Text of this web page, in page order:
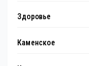
Здоровье
Каменское